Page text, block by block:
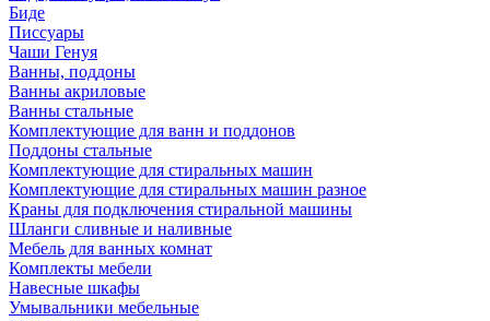
Биде
Писсуары
Чаши Генуя
Ванны, поддоны
Ванны акриловые
Ванны стальные
Комплектующие для ванн и поддонов
Поддоны стальные
Комплектующие для стиральных машин
Комплектующие для стиральных машин разное
Краны для подключения стиральной машины
Шланги сливные и наливные
Мебель для ванных комнат
Комплекты мебели
Навесные шкафы
Умывальники мебельные